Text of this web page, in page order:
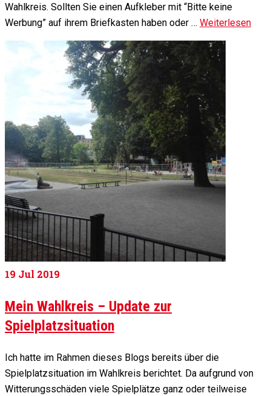
Wahlkreis. Sollten Sie einen Aufkleber mit “Bitte keine
Werbung” auf ihrem Briefkasten haben oder … Weiterlesen
19 Jul 2019
Mein Wahlkreis – Update zur
Spielplatzsituation
Ich hatte im Rahmen dieses Blogs bereits über die
Spielplatzsituation im Wahlkreis berichtet. Da aufgrund von
Witterungsschäden viele Spielplätze ganz oder teilweise